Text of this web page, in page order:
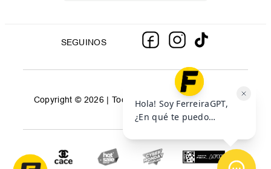
SEGUINOS
Copyright © 2026 | Todos los derechos reservados